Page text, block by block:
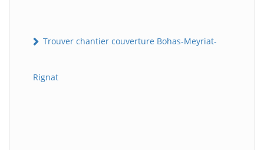
Trouver chantier couverture Bohas-Meyriat-
Rignat